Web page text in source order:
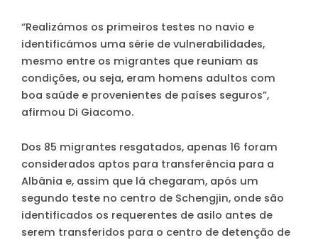
“Realizámos os primeiros testes no navio e
identificámos uma série de vulnerabilidades,
mesmo entre os migrantes que reuniam as
condições, ou seja, eram homens adultos com
boa saúde e provenientes de países seguros”,
afirmou Di Giacomo.
Dos 85 migrantes resgatados, apenas 16 foram
considerados aptos para transferência para a
Albânia e, assim que lá chegaram, após um
segundo teste no centro de Schengjin, onde são
identificados os requerentes de asilo antes de
serem transferidos para o centro de detenção de